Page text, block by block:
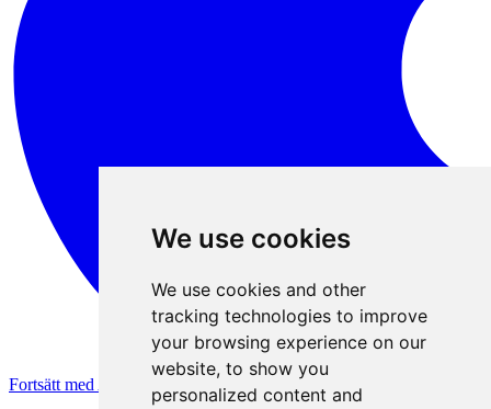
We use cookies
We use cookies and other
tracking technologies to improve
your browsing experience on our
website, to show you
personalized content and
Fortsätt med Apple